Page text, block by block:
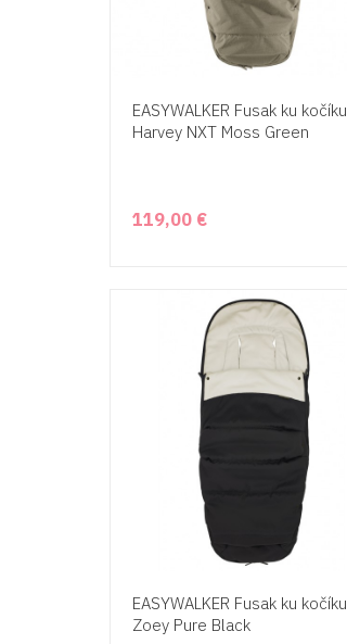
EASYWALKER Fusak ku kočíku
Harvey NXT Moss Green
119,00 €
EASYWALKER Fusak ku kočíku
Zoey Pure Black